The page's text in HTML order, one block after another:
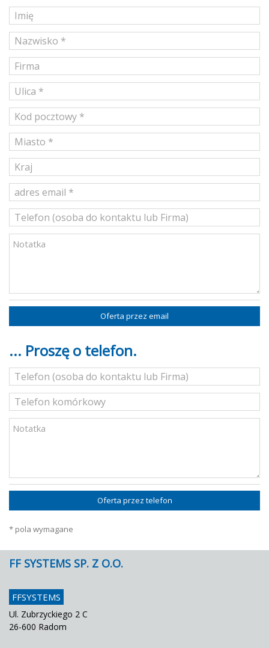
Oferta przez email
... Proszę o telefon.
Oferta przez telefon
* pola wymagane
FF SYSTEMS SP. Z O.O.
FFSYSTEMS
Ul. Zubrzyckiego 2 C
26-600 Radom